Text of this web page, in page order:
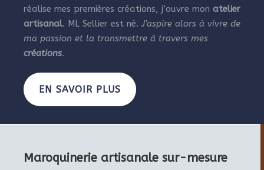
réalise mes premières créations, j’ouvre mon atelier
artisanal. ML Sellier est né. J’aspire alors à vivre de
ma passion et la transmettre à travers mes
créations.
EN SAVOIR PLUS
Maroquinerie artisanale sur-mesure